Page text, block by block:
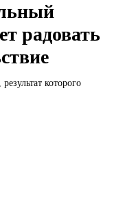
радовать
которого